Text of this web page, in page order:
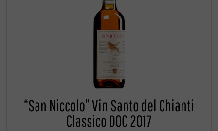
“San Niccolo” Vin Santo del Chianti
Classico DOC 2017